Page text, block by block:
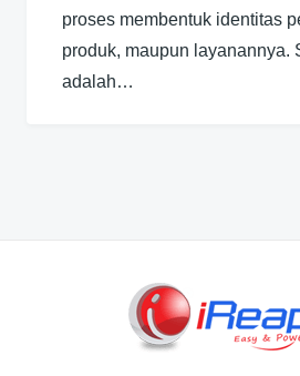
proses membentuk identitas
produk, maupun layanannya.
adalah…